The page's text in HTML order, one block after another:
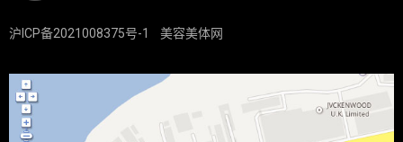
沪ICP备2021008375号-1 美容美体网